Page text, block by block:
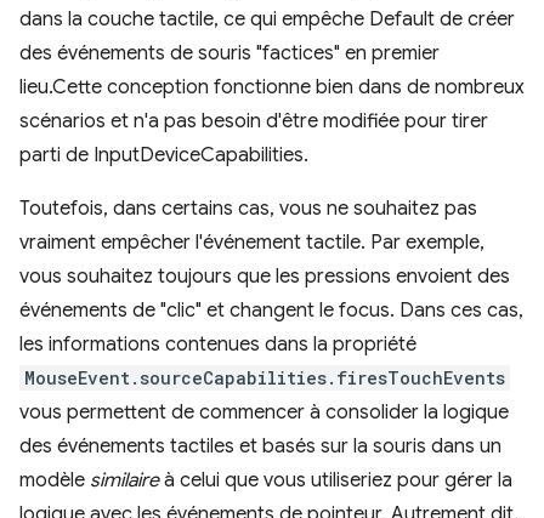
dans la couche tactile, ce qui empêche Default de créer
des événements de souris "factices" en premier
lieu.Cette conception fonctionne bien dans de nombreux
scénarios et n'a pas besoin d'être modifiée pour tirer
parti de InputDeviceCapabilities.
Toutefois, dans certains cas, vous ne souhaitez pas
vraiment empêcher l'événement tactile. Par exemple,
vous souhaitez toujours que les pressions envoient des
événements de "clic" et changent le focus. Dans ces cas,
les informations contenues dans la propriété
MouseEvent.sourceCapabilities.firesTouchEvents
vous permettent de commencer à consolider la logique
des événements tactiles et basés sur la souris dans un
modèle similaireà celui que vous utiliseriez pour gérer la